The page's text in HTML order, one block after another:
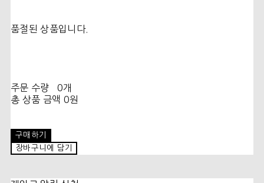
품절된 상품입니다.
주문 수량
0개
총 상품 금액 0원
구매하기
장바구니에 담기